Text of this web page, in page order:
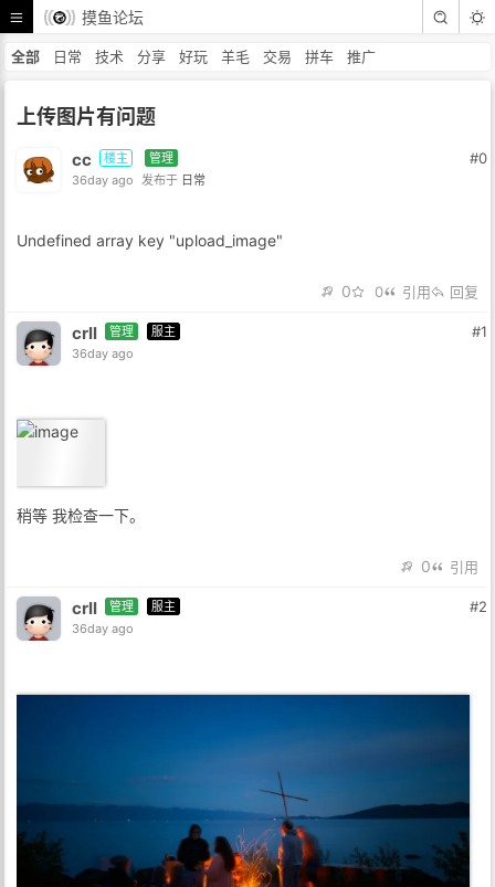
摸鱼论坛
全部 日常 技术 分享 好玩 羊毛 交易 拼车 推广
上传图片有问题
cc 楼主
管理
36day ago
发布于 日常
#0
Undefined array key "upload_image"
0 0 引用 回复
crll 管理
服主
36day ago
#1
稍等 我检查一下。
0 引用
crll 管理
服主
36day ago
#2